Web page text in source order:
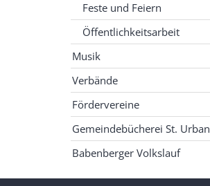
Feste und Feiern
Öffentlichkeitsarbeit
Musik
Verbände
Fördervereine
Gemeindebücherei St. Urban
Babenberger Volkslauf